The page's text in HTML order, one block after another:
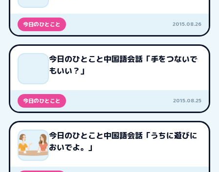
今日のひとこと 2015.08.26
今日のひとこと中国語会話「手をつないで
もいい？」
今日のひとこと 2015.08.25
今日のひとこと中国語会話「うちに遊びに
おいでよ。」